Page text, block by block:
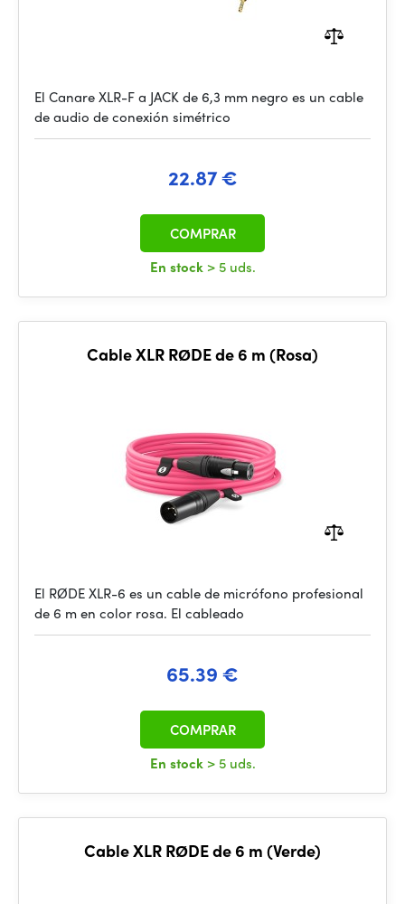
El Canare XLR-F a JACK de 6,3 mm negro es un cable
de audio de conexión simétrico
22.87 €
En stock > 5 uds.
COMPRAR
Cable XLR RØDE de 6 m (Rosa)
El RØDE XLR-6 es un cable de micrófono profesional
de 6 m en color rosa. El cableado
65.39 €
En stock > 5 uds.
COMPRAR
Cable XLR RØDE de 6 m (Verde)